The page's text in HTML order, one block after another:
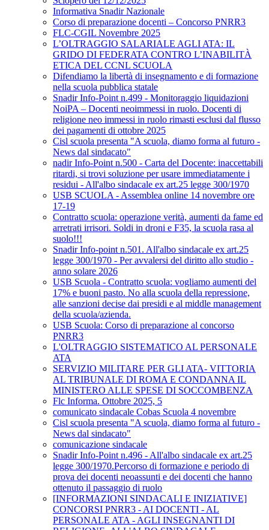
Informativa Snadir Nazionale
Corso di preparazione docenti – Concorso PNRR3
FLC-CGIL Novembre 2025
L’OLTRAGGIO SALARIALE AGLI ATA: IL
GRIDO DI FEDERATA CONTRO L’INABILITÀ
ETICA DEL CCNL SCUOLA
Difendiamo la libertà di insegnamento e di formazione
nella scuola pubblica statale
Snadir Info-Point n.499 - Monitoraggio liquidazioni
NoiPA – Docenti neoimmessi in ruolo. Docenti di
religione neo immessi in ruolo rimasti esclusi dal flusso
dei pagamenti di ottobre 2025
Cisl scuola presenta "A scuola, diamo forma al futuro -
News dal sindacato"
nadir Info-Point n.500 - Carta del Docente: inaccettabili
ritardi, si trovi soluzione per usare immediatamente i
residui - All'albo sindacale ex art.25 legge 300/1970
USB SCUOLA - Assemblea online 14 novembre ore
17-19
Contratto scuola: operazione verità, aumenti da fame ed
arretrati irrisori. Soldi in droni e F35, la scuola rasa al
suolo!!!
Snadir Info-point n.501. All'albo sindacale ex art.25
legge 300/1970 - Per avvalersi del diritto allo studio -
anno solare 2026
USB Scuola - Contratto scuola: vogliamo aumenti del
17% e buoni pasto. No alla scuola della repressione,
alle sanzioni decise dai presidi e al middle management
della scuola/azienda.
USB Scuola: Corso di preparazione al concorso
PNRR3
L'OLTRAGGIO SISTEMATICO AL PERSONALE
ATA
SERVIZIO MILITARE PER GLI ATA- VITTORIA
AL TRIBUNALE DI ROMA E CONDANNA IL
MINISTERO ALLE SPESE DI SOCCOMBENZA
Flc Informa. Ottobre 2025, 5
comunicato sindacale Cobas Scuola 4 novembre
Cisl scuola presenta "A scuola, diamo forma al futuro -
News dal sindacato"
comunicazione sindacale
Snadir Info-Point n.496 - All'albo sindacale ex art.25
legge 300/1970.Percorso di formazione e periodo di
prova dei docenti neoassunti e dei docenti che hanno
ottenuto il passaggio di ruolo
[INFORMAZIONI SINDACALI E INIZIATIVE]
CONCORSI PNRR3 - AI DOCENTI - AL
PERSONALE ATA - AGLI INSEGNANTI DI